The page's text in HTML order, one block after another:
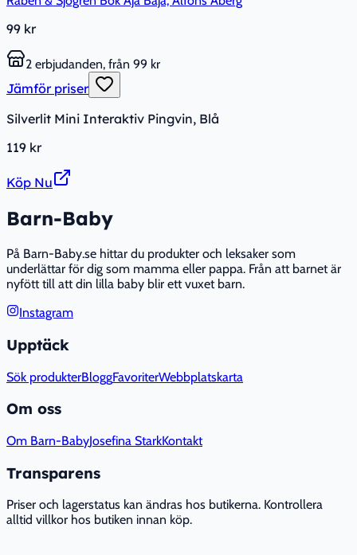
99 kr
2 erbjudanden, från 99 kr
Jämför priser
Silverlit Mini Interaktiv Pingvin, Blå
119 kr
Köp Nu
Barn-Baby
På Barn-Baby.se hittar du produkter och leksaker som
underlättar för dig som mamma eller pappa. Från att barnet är
nyfött till att din lilla baby blir ett vuxet barn.
Instagram
Upptäck
Sök produkterBloggFavoriterWebbplatskarta
Om oss
Om Barn-BabyJosefina StarkKontakt
Transparens
Priser och lagerstatus kan ändras hos butikerna. Kontrollera
alltid villkor hos butiken innan köp.